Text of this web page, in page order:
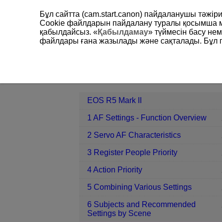
EOS R5 Mark II 7 Register/Recall
EOS R5 Mark II
1 AF Settings - Function Overview
2 Servo AF Characteristics
3 Register People Priority
4 Action Priority
5 Combining Various Settings
6 Subjects and Recommended
Settings by Scene
Бұл сайтта (cam.start.canon) пайдаланушы
Cookie файлдарын пайдалану туралы қосымша
қабылдайсыз. «Қабылдамау» түймесін басу
файлдары ғана жазылады және сақталады. Бұл